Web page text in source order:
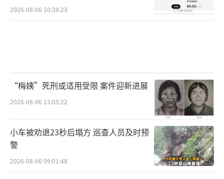
2026-08-06 10:38:23
“梅姨”死刑或适用受限 案件迎新进展
2026-08-06 13:05:22
小车被劝退23秒后塌方 巡查人员及时预
警
2026-08-06 09:01:48